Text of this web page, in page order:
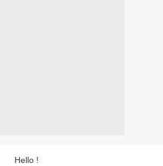
Hello !